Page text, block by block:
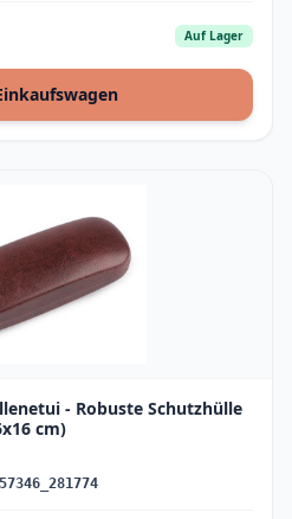
Auf Lager
- Robuste Schutzhülle
cm)